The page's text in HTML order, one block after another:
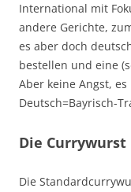
International mit
andere Gerichte,
es aber doch
bestellen und eine
Aber keine Angst,
Deutsch=Bayrisch-
Die Currywurst
Die